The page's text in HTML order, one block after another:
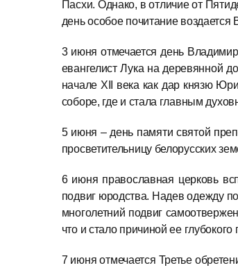
Пасхи. Однако, в отличие от
день особое почитание
3 июня отмечается день
евангелист Лука на деревянной
начале XII века как дар князю
соборе, где и стала главным
5 июня – день памяти святой
просветительницу белорусских
6 июня православная церковь
подвиг юродства. Надев одежду
многолетний подвиг
что и стало причиной ее
7 июня отмечается Третье